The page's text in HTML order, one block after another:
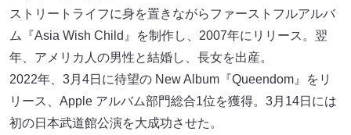
ストリートライフに⾝を置きながらファーストフルアルバ
ム『Asia Wish Child』を制作し、2007年にリリース。翌
年、アメリカ⼈の男性と結婚し、⻑⼥を出産。
2022年、3⽉4⽇に待望の New Album『Queendom』をリ
リース、Apple アルバム部⾨総合1位を獲得。3⽉14⽇には
初の⽇本武道館公演を⼤成功させた。